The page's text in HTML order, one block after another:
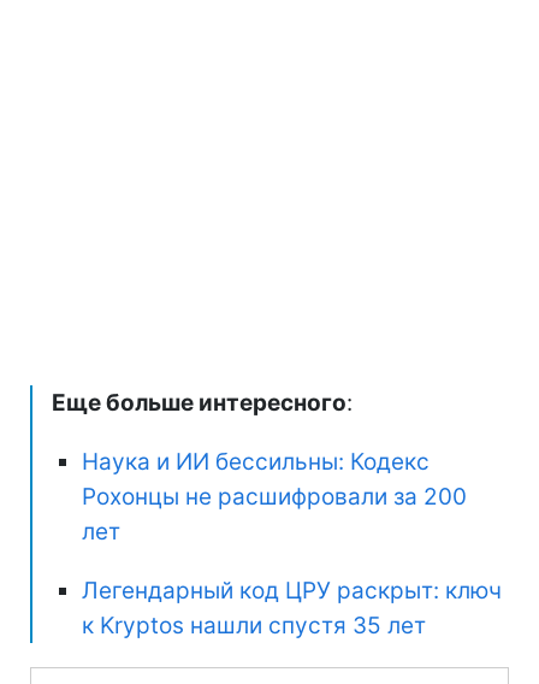
Еще больше интересного:
Наука и ИИ бессильны: Кодекс
Рохонцы не расшифровали за 200
лет
Легендарный код ЦРУ раскрыт: ключ
к Kryptos нашли спустя 35 лет